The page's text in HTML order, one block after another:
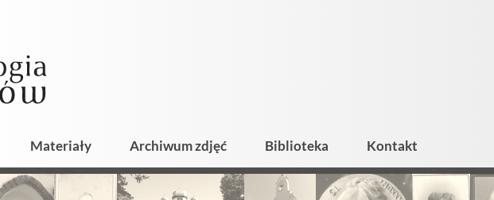
Materiały Archiwum zdjęć Biblioteka Kontakt